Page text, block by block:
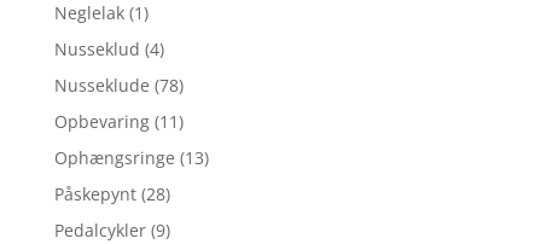
Neglelak (1)
Nusseklud (4)
Nusseklude (78)
Opbevaring (11)
Ophængsringe (13)
Påskepynt (28)
Pedalcykler (9)